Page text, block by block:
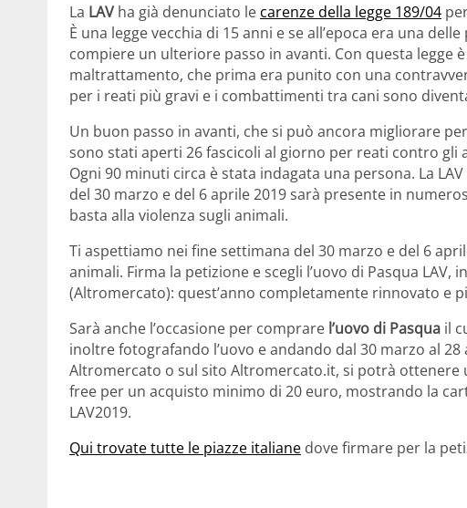
La LAVha già denunciato le carenze della legge 189/04
È una legge vecchia di 15 anni e se all’epoca era una
compiere un ulteriore passo in avanti. Con questa legge
maltrattamento, che prima era punito con una
per i reati più gravi e i combattimenti tra cani sono
Un buon passo in avanti, che si può ancora migliorare
sono stati aperti 26 fascicoli al giorno per reati contro gli
Ogni 90 minuti circa è stata indagata una persona. La
del 30 marzo e del 6 aprile 2019 sarà presente in
basta alla violenza sugli animali.
Ti aspettiamo nei fine settimana del 30 marzo e del 6
animali. Firma la petizione e scegli l’uovo di Pasqua
(Altromercato): quest’anno completamente rinnovato e
Sarà anche l’occasione per comprare l’uovo di Pasqua il
inoltre fotografando l’uovo e andando dal 30 marzo al
Altromercato o sul sito Altromercato.it, si potrà
free per un acquisto minimo di 20 euro, mostrando la
LAV2019.
Qui trovate tutte le piazze italiane dove firmare per la